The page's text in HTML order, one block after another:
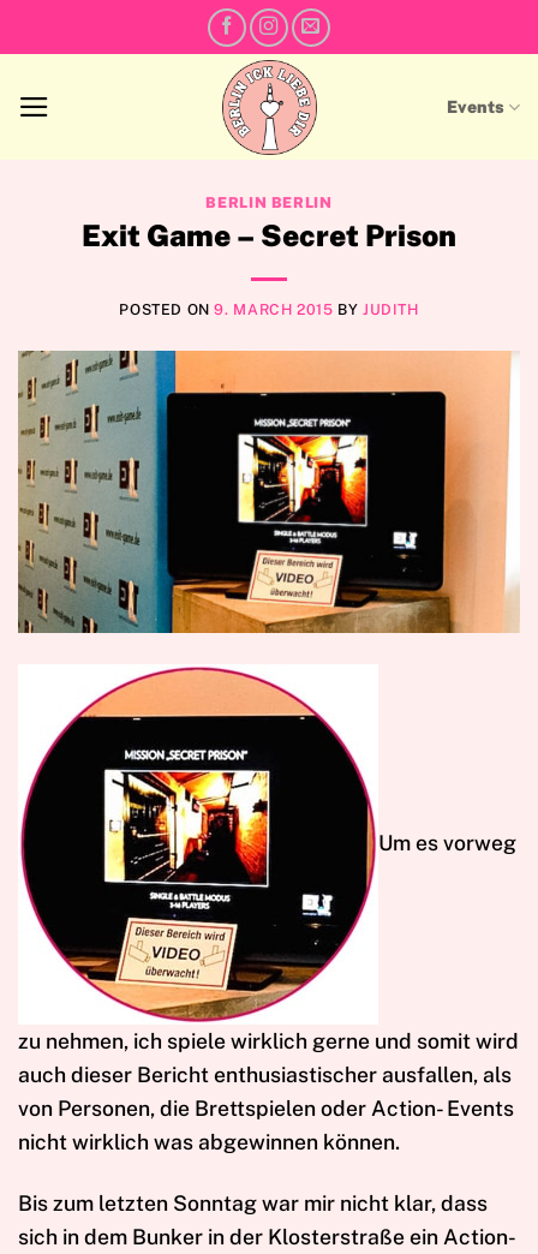
to
Events
BERLIN BERLIN
Exit Game – Secret Prison
POSTED ON9. MARCH 2015 BY JUDITH
Um es vorweg
zu nehmen, ich spiele wirklich gerne und somit wird
auch dieser Bericht enthusiastischer ausfallen, als
von Personen, die Brettspielen oder Action- Events
nicht wirklich was abgewinnen können.
Bis zum letzten Sonntag war mir nicht klar, dass
sich in dem Bunker in der Klosterstraße ein Action-